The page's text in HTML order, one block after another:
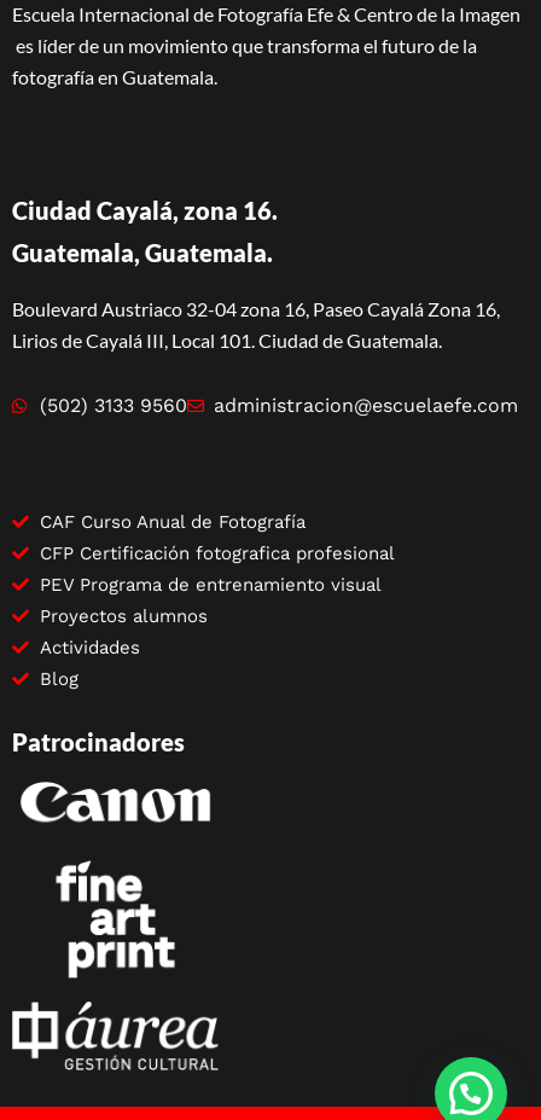
Escuela Internacional de Fotografía Efe & Centro de la Imagen
es líder de un movimiento que transforma el futuro de la
fotografía en Guatemala.
Ciudad Cayalá, zona 16.
Guatemala, Guatemala.
Boulevard Austriaco 32-04 zona 16, Paseo Cayalá Zona 16,
Lirios de Cayalá III, Local 101. Ciudad de Guatemala.
(502) 3133 9560 administracion@escuelaefe.com
CAF Curso Anual de Fotografía
CFP Certificación fotografica profesional
PEV Programa de entrenamiento visual
Proyectos alumnos
Actividades
Blog
Patrocinadores